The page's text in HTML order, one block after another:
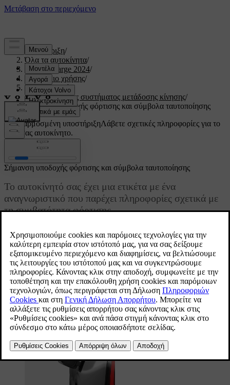
Υποστήριξη/
Όλα τα αυτοκίνητα/
C40 Recharge 2024/
Εγχειρίδιο χρήσης/
Προδιαγραφές/
Προδιαγραφές συστήματος μετάδοσης κίνησης/
Σήμανση υποδοχής φόρτισης και σύμβολα ταυτοποίησης
Προσαρμοσμένη υποστήριξηΛάβετε σχετικές πληροφορίες για το
δικό σας αυτοκίνητο.
Σήμανση υποδοχής φόρτισης και σύμβολα ταυτοποίησης
Το αυτοκίνητό σας έχει μια ετικέτα με ένα
αναγνωριστικό που παρέχει πληροφορίες σχετικά με
τη συμβατότητα φόρτισης.
Tαυτοποίηση συμβατότητας φόρτισης
Μπορείτε να διαπιστώσετε αν το αυτοκίνητό σας είναι συμβατό με
το σημείο φόρτισης κοιτάζοντας τη σήμανση ταυτοποίησης. Η
σήμανση ακολουθεί το πρότυπο EN 17186. Η σήμανση
ταυτοποίησης περιλαμβάνει ένα ή περισσότερα γράμματα. Αν
κάποιο γράμμα στο σημείο φόρτισης συμφωνεί με κάποιο γράμμα
στη σήμανση ταυτοποίησης του αυτοκινήτου σας, σημαίνει ότι είναι
συμβατά.